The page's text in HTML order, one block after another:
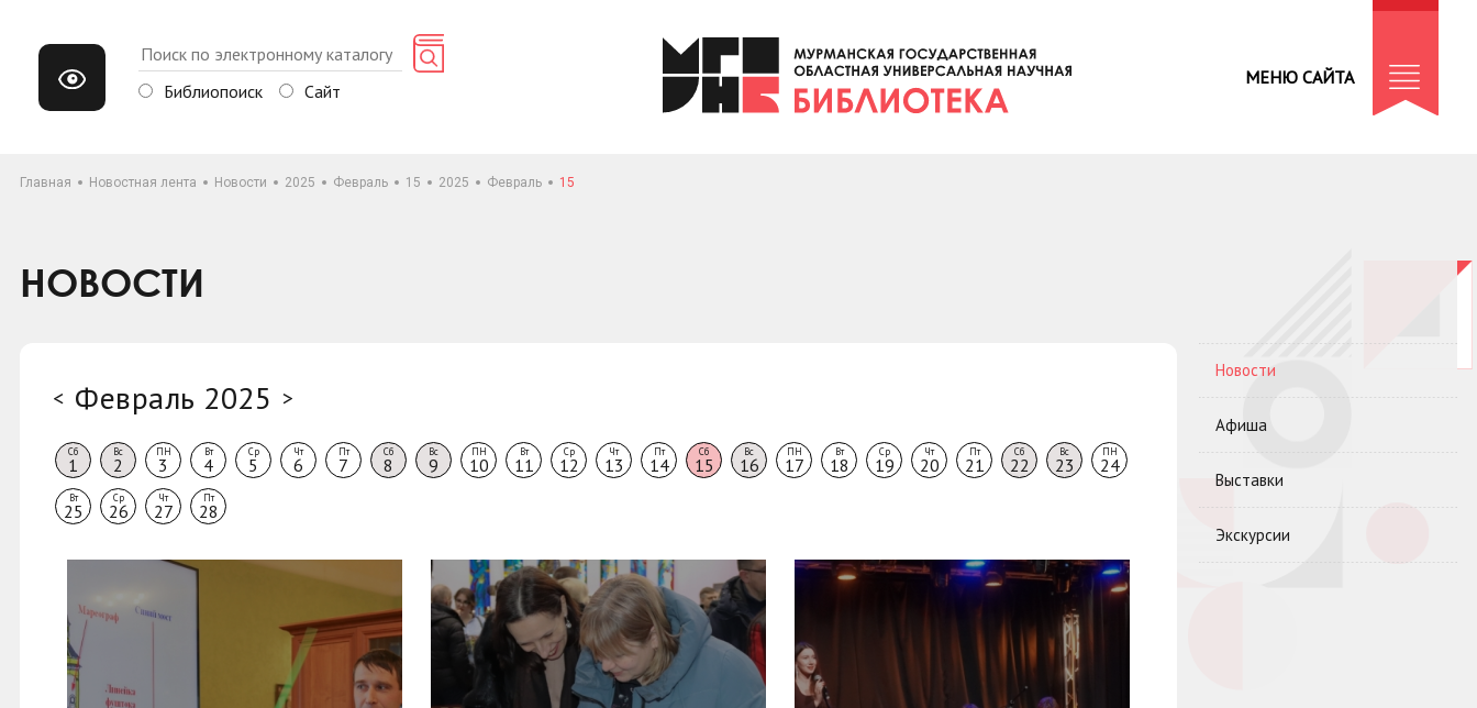
Библиопоиск Сайт
МЕНЮ САЙТА
Главная Новостная лента Новости 2025 Февраль 15 2025 Февраль 15
НОВОСТИ
< Февраль 2025 >
Сб
1
Вс
2
ПН
3
Вт
4
Ср
5
Чт
6
Пт
7
Сб
8
Вс
9
ПН
10
Вт
11
Ср
12
Чт
13
Пт
14
Сб
15
Вс
16
ПН
17
Вт
18
Ср
19
Чт
20
Пт
21
Сб
22
Вс
23
ПН
24
Вт
25
Ср
26
Чт
27
Пт
28
Новости
Афиша
Выставки
Экскурсии